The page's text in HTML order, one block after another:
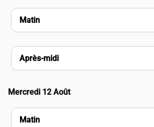
Matin
Après-midi
Mercredi 12 Août
Matin